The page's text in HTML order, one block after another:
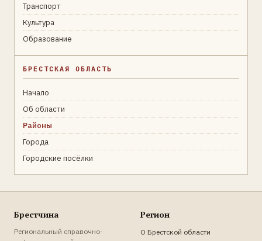
Транспорт
Культура
Образование
БРЕСТСКАЯ ОБЛАСТЬ
Начало
Об области
Районы
Города
Городские посёлки
Брестчина
Региональный справочно-
Регион
О Брестской области